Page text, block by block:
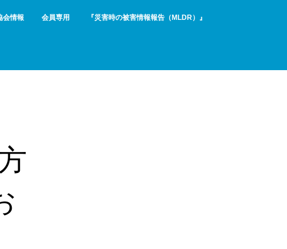
会情報 会員専用 『災害時の被害情報報告（MLDR）』